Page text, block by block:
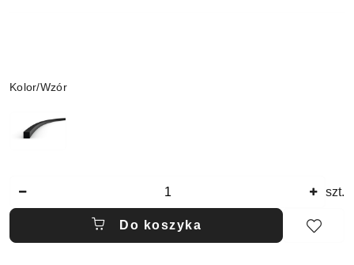
Wariant
Kolor/Wzór
szt.
Do koszyka